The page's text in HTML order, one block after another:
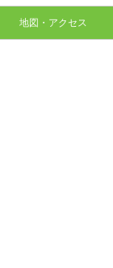
地図・アクセス